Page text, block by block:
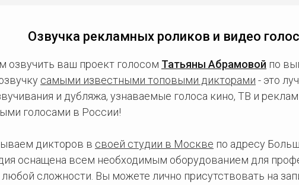
Озвучка рекламных роликов и видео
ваш проект голосом Татьяны Абрамовой по
самыми известными топовыми дикторами - это
и дубляжа, узнаваемые голоса кино, ТВ и
голосами в России!
дикторов в своей студии в Москве по адресу
оснащена всем необходимым оборудованием для
сложности. Вы можете лично присутствовать на